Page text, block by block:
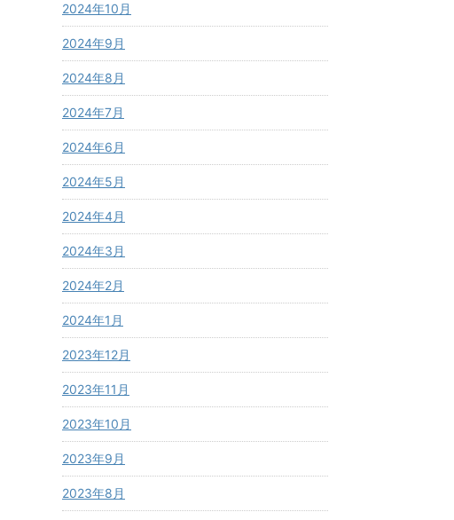
2024年10月
2024年9月
2024年8月
2024年7月
2024年6月
2024年5月
2024年4月
2024年3月
2024年2月
2024年1月
2023年12月
2023年11月
2023年10月
2023年9月
2023年8月